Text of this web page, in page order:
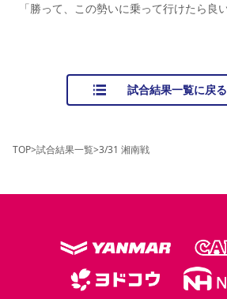
「勝って、この勢いに乗って行けたら良
試合結果一覧に戻る
TOP>試合結果一覧>3/31 湘南戦